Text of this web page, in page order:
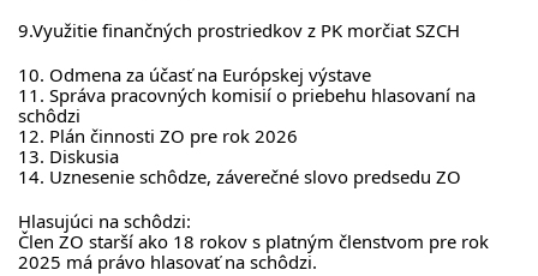
9.Využitie finančných prostriedkov z PK morčiat SZCH
10. Odmena za účasť na Európskej výstave
11. Správa pracovných komisií o priebehu hlasovaní na
schôdzi
12. Plán činnosti ZO pre rok 2026
13. Diskusia
14. Uznesenie schôdze, záverečné slovo predsedu ZO
Hlasujúci na schôdzi:
Člen ZO starší ako 18 rokov s platným členstvom pre rok
2025 má právo hlasovať na schôdzi.